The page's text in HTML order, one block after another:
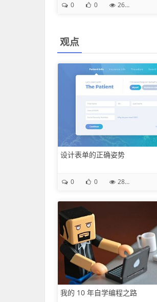
0 0 26.7K
观点
设计表单的正确姿势
0 0 28.4K
我的 10 年自学编程之路